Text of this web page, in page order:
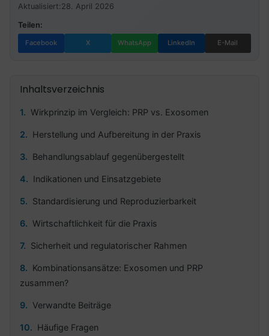
Aktualisiert: 28. April 2026
Teilen:
Facebook X WhatsApp LinkedIn E-Mail
Inhaltsverzeichnis
Wirkprinzip im Vergleich: PRP vs. Exosomen
Herstellung und Aufbereitung in der Praxis
Behandlungsablauf gegenübergestellt
Indikationen und Einsatzgebiete
Standardisierung und Reproduzierbarkeit
Wirtschaftlichkeit für die Praxis
Sicherheit und regulatorischer Rahmen
Kombinationsansätze: Exosomen und PRP
zusammen?
Verwandte Beiträge
Häufige Fragen